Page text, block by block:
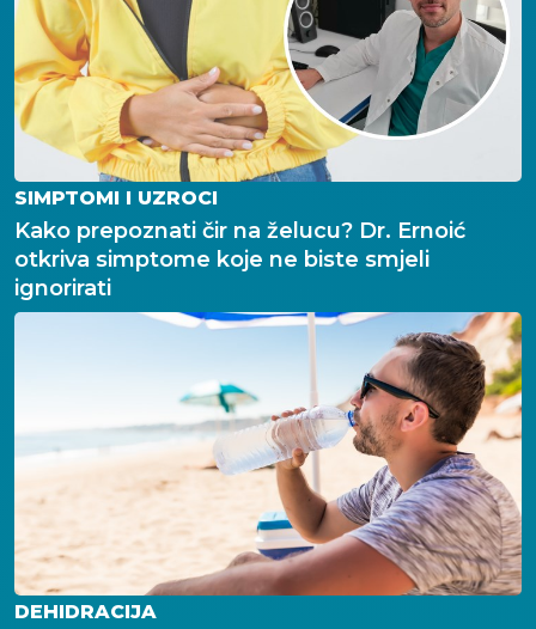
SIMPTOMI I UZROCI
Kako prepoznati čir na želucu? Dr. Ernoić
otkriva simptome koje ne biste smjeli
ignorirati
DEHIDRACIJA